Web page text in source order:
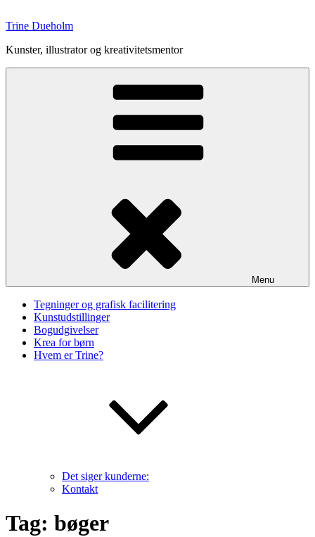
Trine Dueholm
Kunster, illustrator og kreativitetsmentor
Menu
Tegninger og grafisk facilitering
Kunstudstillinger
Bogudgivelser
Krea for børn
Hvem er Trine?
Det siger kunderne:
Kontakt
Tag: bøger